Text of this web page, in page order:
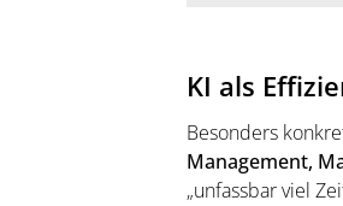
KI als
Besonders
Management,
„unfassbar viel